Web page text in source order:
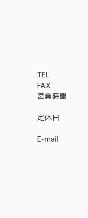
TEL
FAX
営業時間
定休日
E-mail